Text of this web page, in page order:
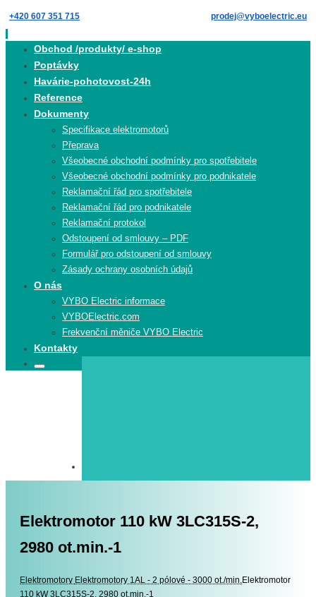
Skip
to
content
+420 607 351 715 prodej@vyboelectric.eu
Obchod /produkty/ e-shop
Poptávky
Havárie-pohotovost-24h
Reference
Dokumenty
Specifikace elektromotorů
Přeprava
Všeobecné obchodní podmínky pro spotřebitele
Všeobecné obchodní podmínky pro podnikatele
Reklamační řád pro spotřebitele
Reklamační řád pro podnikatele
Reklamační protokol
Odstoupení od smlouvy – PDF
Formulář pro odstoupení od smlouvy
Zásady ochrany osobních údajů
O nás
VYBO Electric informace
VYBOElectric.com
Frekvenční měniče VYBO Electric
Kontakty
Search
Search
Elektromotor 110 kW 3LC315S-2,
2980 ot.min.-1
Elektromotory Elektromotory
Elektromotory 1AL - 2 pólové - 3000 ot./min.Elektromotor
110 kW 3LC315S-2, 2980 ot.min.-1